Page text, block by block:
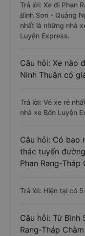
Trả lời: Xe đi Phan
Bình Sơn - Quảng
nhất là những nhà
Luyện Express.
Câu hỏi: Xe nào
Ninh Thuận có
Trả lời: Vé xe rẻ
nhà xe Bốn Luyện
Câu hỏi: Có bao
thác tuyến
Phan Rang-Tháp
Trả lời: Hiện tại có
Câu hỏi: Từ Bình
Rang-Tháp